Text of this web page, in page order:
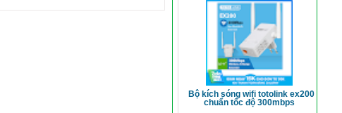
bộ kích sóng wifi totolink ex200
chuẩn tốc độ 300mbps